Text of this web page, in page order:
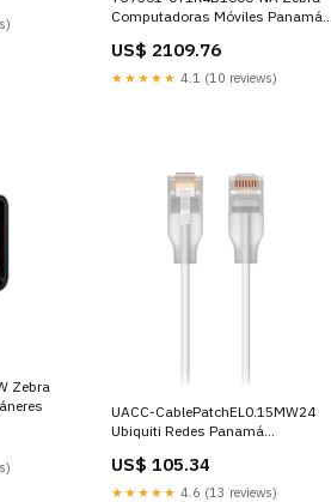
Computadoras Móviles Panamá
US$ 2109.76
★★★★★ 4.1 (10 reviews)
UACC-CablePatchEL0.15MW24
Ubiquiti Redes Panamá
US$ 105.34
★★★★★ 4.6 (13 reviews)